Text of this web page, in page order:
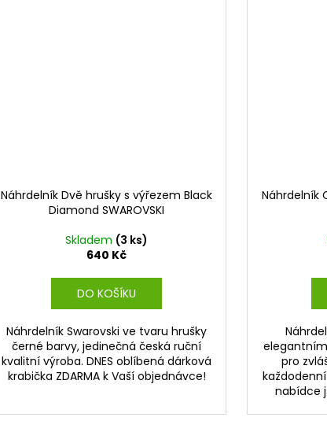
Náhrdelník Dvě hrušky s výřezem Black
Diamond SWAROVSKI
Skladem (3 ks)
640 Kč
DO KOŠÍKU
Náhrdelník Swarovski ve tvaru hrušky
černé barvy, jedinečná česká ruční
kvalitní výroba. DNES oblíbená dárková
krabička ZDARMA k Vaší objednávce!
Náhrdelník
pro
nabídce